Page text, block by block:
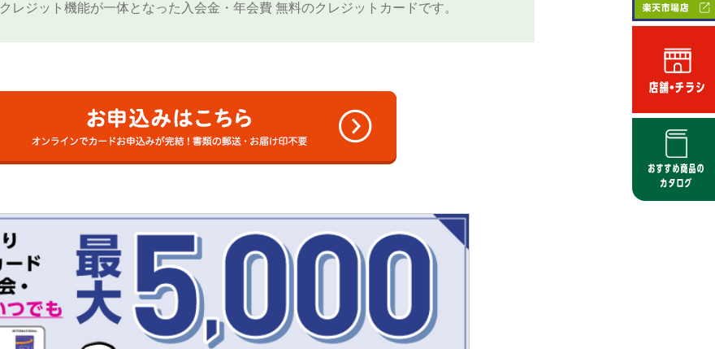
クレジット機能が一体となった 入会金・年会費 無料のクレジットカードです。